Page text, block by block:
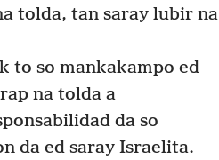
tolda, tan saray lubir na
to so mankakampo ed
na tolda a
da so
da ed saray Israelita.